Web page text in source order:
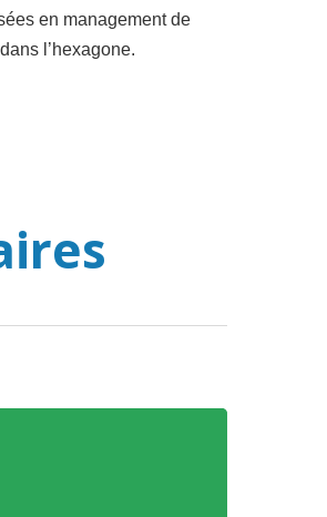
en management de
l’hexagone.